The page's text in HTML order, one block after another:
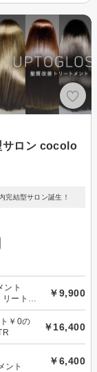
サロン cocolo
完結型サロン誕生！
ント
リートメ
￥9,900
￥0の
￥16,400
ント
￥6,400